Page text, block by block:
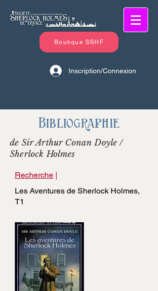
Boutique SSHF
Inscription/Connexion
Bibliographie
de Sir Arthur Conan Doyle /
Sherlock Holmes
Recherche |
Les Aventures de Sherlock Holmes,
T1